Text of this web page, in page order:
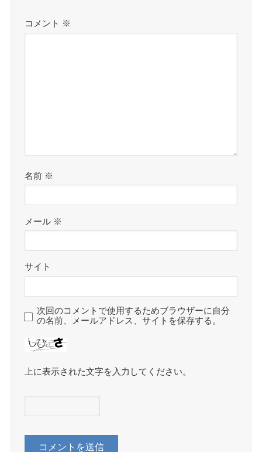
コメント ※
名前 ※
メール ※
サイト
次回のコメントで使用するためブラウザーに自分
の名前、メールアドレス、サイトを保存する。
上に表示された文字を入力してください。